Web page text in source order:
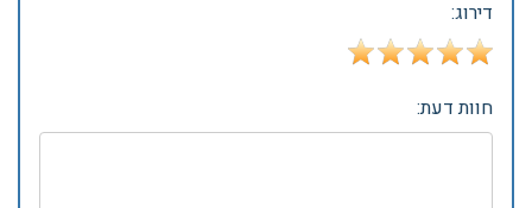
הוסף חוות דעת